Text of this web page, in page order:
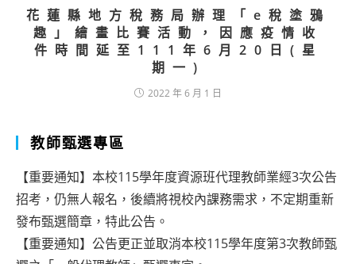
花蓮縣地方稅務局辦理「e稅塗鴉
趣」繪畫比賽活動，因應疫情收
件時間延至111年6月20日(星
期一)
2022 年 6 月 1 日
教師甄選專區
【重要通知】本校115學年度資源班代理教師業經3次公告
招考，仍無人報名，後續將視校內課務需求，不定期重新
發布甄選簡章，特此公告。
【重要通知】公告更正並取消本校115學年度第3次教師甄